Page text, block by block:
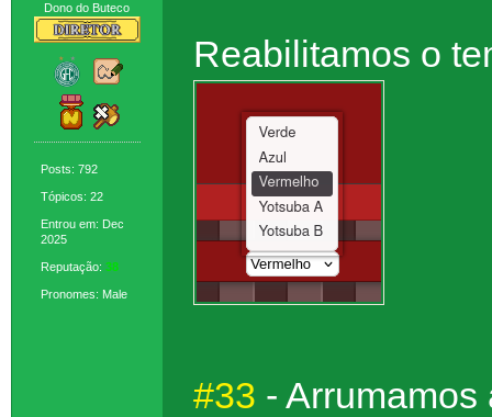
Dono do Buteco
Posts: 792
Tópicos: 22
Entrou em: Dec
2025
Reputação: 38
Pronomes: Male
Reabilitamos o
#33 - Arrumamos